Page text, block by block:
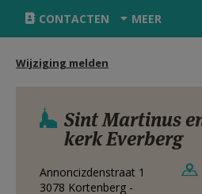
VIERINGEN
HULP
MIJN PAROCHIE
AANMELDEN OF
CONTACTEN MEER
Wijziging melden
Sint Martinus
kerk Everberg
Annoncizdenstraat 1
3078 Kortenberg -